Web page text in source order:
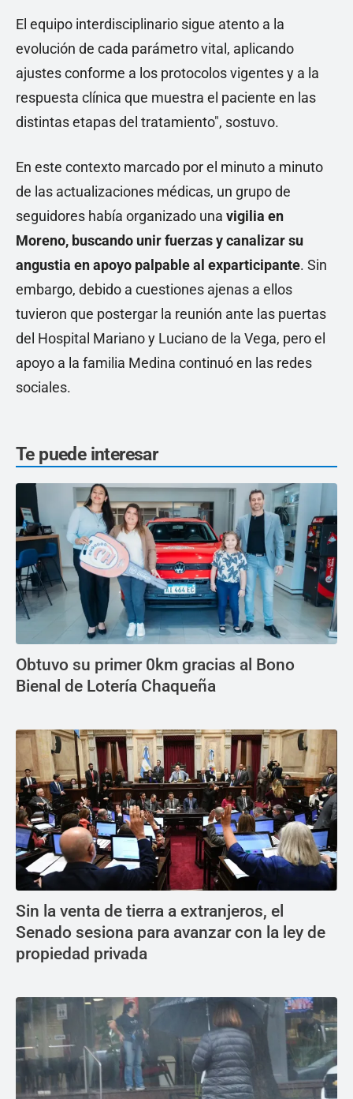
El equipo interdisciplinario sigue atento a la
evolución de cada parámetro vital, aplicando
ajustes conforme a los protocolos vigentes y a la
respuesta clínica que muestra el paciente en las
distintas etapas del tratamiento", sostuvo.
En este contexto marcado por el minuto a minuto
de las actualizaciones médicas, un grupo de
seguidores había organizado una vigilia en
Moreno, buscando unir fuerzas y canalizar su
angustia en apoyo palpable al exparticipante. Sin
embargo, debido a cuestiones ajenas a ellos
tuvieron que postergar la reunión ante las puertas
del Hospital Mariano y Luciano de la Vega, pero el
apoyo a la familia Medina continuó en las redes
sociales.
Te puede interesar
Obtuvo su primer 0km gracias al Bono
Bienal de Lotería Chaqueña
Sin la venta de tierra a extranjeros, el
Senado sesiona para avanzar con la ley de
propiedad privada